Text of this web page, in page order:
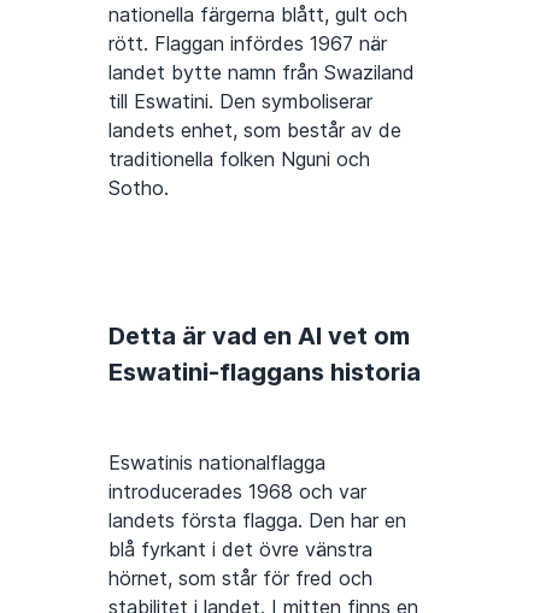
nationella färgerna blått, gult och
rött. Flaggan infördes 1967 när
landet bytte namn från Swaziland
till Eswatini. Den symboliserar
landets enhet, som består av de
traditionella folken Nguni och
Sotho.
Detta är vad en AI vet om
Eswatini-flaggans historia
Eswatinis nationalflagga
introducerades 1968 och var
landets första flagga. Den har en
blå fyrkant i det övre vänstra
hörnet, som står för fred och
stabilitet i landet. I mitten finns en